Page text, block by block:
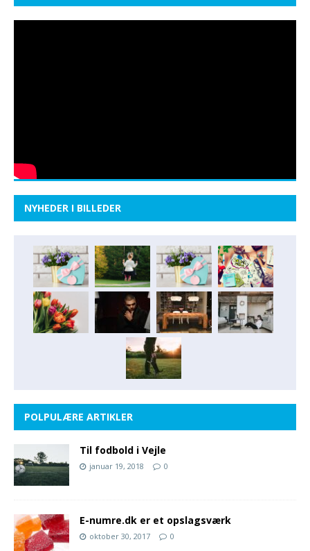
NYHEDER I BILLEDER
POLPULÆRE ARTIKLER
Til fodbold i Vejle
januar 19, 2018 0
E-numre.dk er et opslagsværk
oktober 30, 2017 0